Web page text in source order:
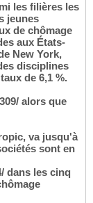
les filières les
jeunes
de chômage
aux États-
New York,
disciplines
de 6,1 %.
alors que
va jusqu'à
sont en
dans les cinq